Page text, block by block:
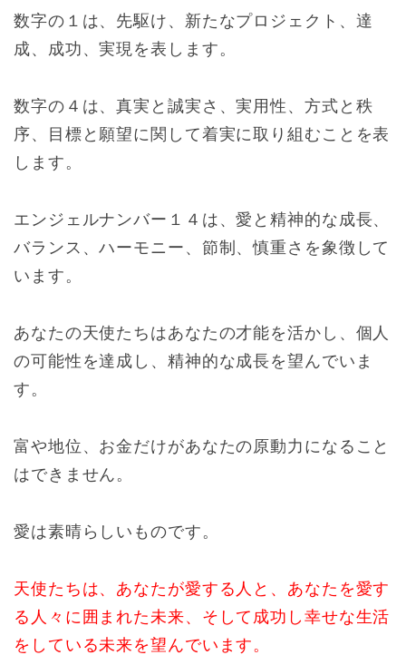
数字の１は、先駆け、新たなプロジェクト、達
成、成功、実現を表します。
数字の４は、真実と誠実さ、実用性、方式と秩
序、目標と願望に関して着実に取り組むことを表
します。
エンジェルナンバー１４は、愛と精神的な成長、
バランス、ハーモニー、節制、慎重さを象徴して
います。
あなたの天使たちはあなたの才能を活かし、個人
の可能性を達成し、精神的な成長を望んでいま
す。
富や地位、お金だけがあなたの原動力になること
はできません。
愛は素晴らしいものです。
天使たちは、あなたが愛する人と、あなたを愛す
る人々に囲まれた未来、そして成功し幸せな生活
をしている未来を望んでいます。